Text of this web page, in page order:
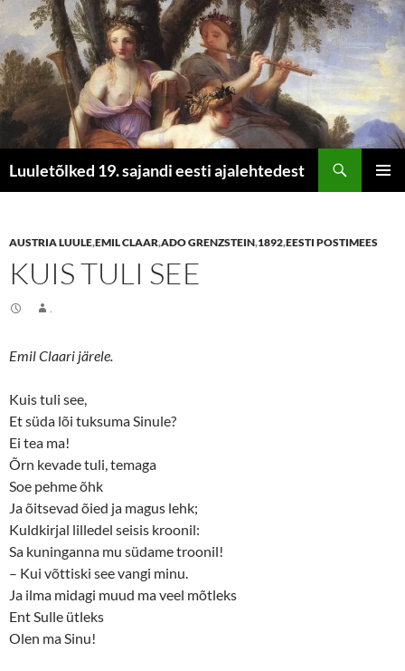
Luuletõlked 19. sajandi eesti ajalehtedest
AUSTRIA LUULE,EMIL CLAAR,ADO GRENZSTEIN,1892,EESTI POSTIMEES
KUIS TULI SEE
Emil Claari järele.
Kuis tuli see,
Et süda lõi tuksuma Sinule?
Ei tea ma!
Õrn kevade tuli, temaga
Soe pehme õhk
Ja õitsevad õied ja magus lehk;
Kuldkirjal lilledel seisis kroonil:
Sa kuninganna mu südame troonil!
– Kui võttiski see vangi minu.
Ja ilma midagi muud ma veel mõtleks
Ent Sulle ütleks
Olen ma Sinu!